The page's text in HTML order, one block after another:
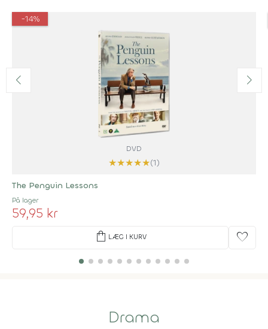
-14%
DVD
★★★★★(1)
The Penguin Lessons
På lager
59,95 kr
shopping_bag LÆG I KURV favorite
Drama